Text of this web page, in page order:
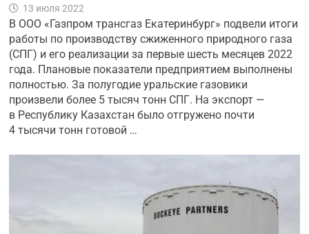
13 июля 2022
В ООО «Газпром трансгаз Екатеринбург» подвели итоги
работы по производству сжиженного природного газа
(СПГ) и его реализации за первые шесть месяцев 2022
года. Плановые показатели предприятием выполнены
полностью. За полугодие уральские газовики
произвели более 5 тысяч тонн СПГ. На экспорт —
в Республику Казахстан было отгружено почти
4 тысячи тонн готовой …